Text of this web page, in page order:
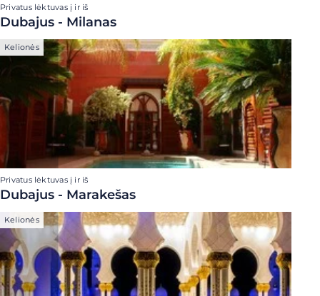
Privatus lėktuvas į ir iš
Dubajus - Milanas
Kelionės
Privatus lėktuvas į ir iš
Dubajus - Marakešas
Kelionės